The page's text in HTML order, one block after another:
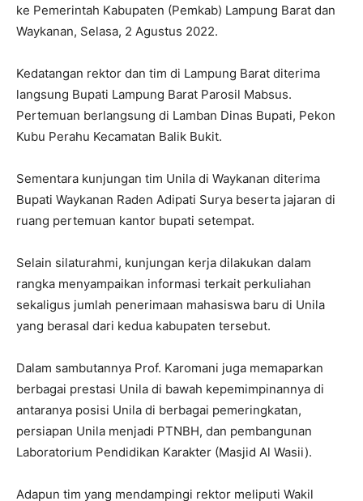
ke Pemerintah Kabupaten (Pemkab) Lampung Barat dan
Waykanan, Selasa, 2 Agustus 2022.
Kedatangan rektor dan tim di Lampung Barat diterima
langsung Bupati Lampung Barat Parosil Mabsus.
Pertemuan berlangsung di Lamban Dinas Bupati, Pekon
Kubu Perahu Kecamatan Balik Bukit.
Sementara kunjungan tim Unila di Waykanan diterima
Bupati Waykanan Raden Adipati Surya beserta jajaran di
ruang pertemuan kantor bupati setempat.
Selain silaturahmi, kunjungan kerja dilakukan dalam
rangka menyampaikan informasi terkait perkuliahan
sekaligus jumlah penerimaan mahasiswa baru di Unila
yang berasal dari kedua kabupaten tersebut.
Dalam sambutannya Prof. Karomani juga memaparkan
berbagai prestasi Unila di bawah kepemimpinannya di
antaranya posisi Unila di berbagai pemeringkatan,
persiapan Unila menjadi PTNBH, dan pembangunan
Laboratorium Pendidikan Karakter (Masjid Al Wasii).
Adapun tim yang mendampingi rektor meliputi Wakil